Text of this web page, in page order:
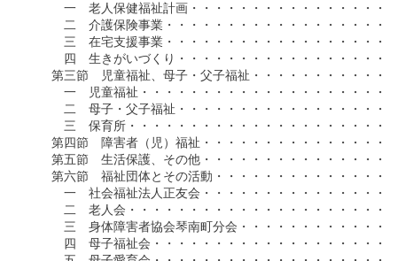
一　老人保健福祉計画・・・・・・・・・・・・・・・・・
二　介護保険事業・・・・・・・・・・・・・・・・・・・
三　在宅支援事業・・・・・・・・・・・・・・・・・・・
四　生きがいづくり・・・・・・・・・・・・・・・・・・
第三節　児童福祉、母子・父子福祉・・・・・・・・・・・
一　児童福祉・・・・・・・・・・・・・・・・・・・・・
二　母子・父子福祉・・・・・・・・・・・・・・・・・・
三　保育所・・・・・・・・・・・・・・・・・・・・・・
第四節　障害者（児）福祉・・・・・・・・・・・・・・・
第五節　生活保護、その他・・・・・・・・・・・・・・・
第六節　福祉団体とその活動・・・・・・・・・・・・・・
一　社会福祉法人正友会・・・・・・・・・・・・・・・・
二　老人会・・・・・・・・・・・・・・・・・・・・・・
三　身体障害者協会琴南町分会・・・・・・・・・・・・・
四　母子福祉会・・・・・・・・・・・・・・・・・・・・